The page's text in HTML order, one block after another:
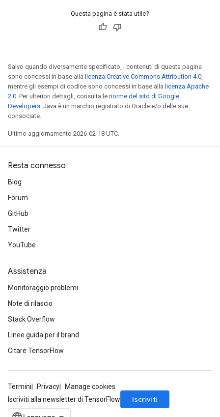
Questa pagina è stata utile?
Salvo quando diversamente specificato, i contenuti di questa pagina
sono concessi in base alla licenza Creative Commons Attribution 4.0,
mentre gli esempi di codice sono concessi in base alla licenza Apache
2.0. Per ulteriori dettagli, consulta le norme del sito di Google
Developers. Java è un marchio registrato di Oracle e/o delle sue
consociate.
Ultimo aggiornamento 2026-02-18 UTC.
Resta connesso
Blog
Forum
GitHub
Twitter
YouTube
Assistenza
Monitoraggio problemi
Note di rilascio
Stack Overflow
Linee guida per il brand
Citare TensorFlow
Termini Privacy
Manage cookies
Iscriviti alla newsletter di TensorFlow
Iscriviti